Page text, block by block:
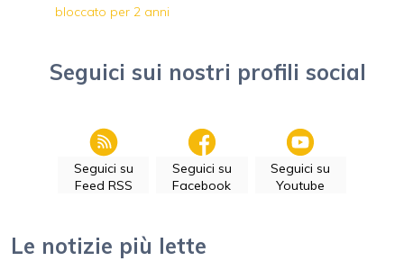
bloccato per 2 anni
Seguici sui nostri profili social
Seguici su
Feed RSS
Seguici su
Facebook
Seguici su
Youtube
Le notizie più lette